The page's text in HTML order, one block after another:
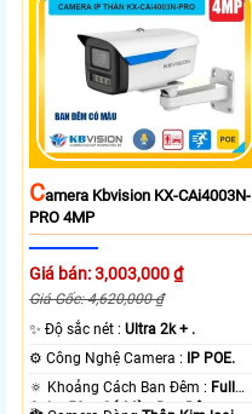
CAmera Kbvision KX-CAi4003N-
PRO 4MP
Giá bán: 3,003,000 ₫
Giá Gốc: 4,620,000 ₫
✨ Độ sắc nét :Ultra 2k + .
⚙ Công Nghệ Camera :
IP POE.
🔅 Khoảng Cách Ban Đêm : Full
Color 50m Có Màu Ban Ðêm.